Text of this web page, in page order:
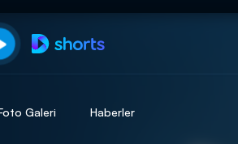
Galeri Haberler